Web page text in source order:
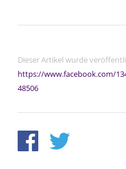
Dieser Artikel wurde
https://www.facebook.com/
48506